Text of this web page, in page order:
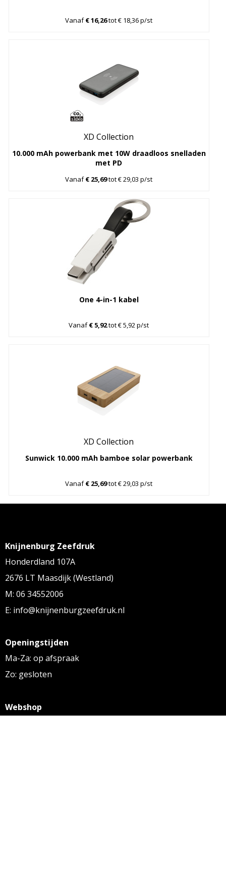
Vanaf€ 16,26tot € 18,36 p/st
XD Collection
10.000 mAh powerbank met 10W draadloos snelladen
met PD
Vanaf€ 25,69tot € 29,03 p/st
One 4-in-1 kabel
Vanaf€ 5,92tot € 5,92 p/st
XD Collection
Sunwick 10.000 mAh bamboe solar powerbank
Vanaf€ 25,69tot € 29,03 p/st
Knijnenburg Zeefdruk
Honderdland 107A
2676 LT Maasdijk (Westland)
M: 06 34552006
E: info@knijnenburgzeefdruk.nl
Openingstijden
Ma-Za: op afspraak
Zo: gesloten
Webshop